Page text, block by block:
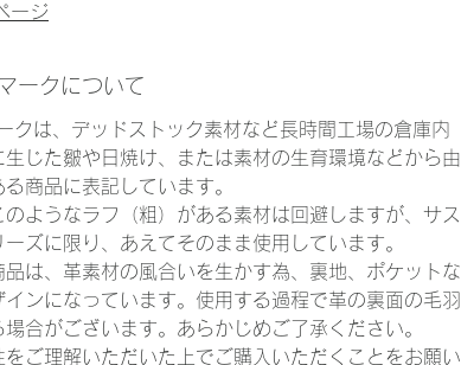
ージ
ークについて
クは、デッドストック素材など長時間工場の倉庫内
じた皺や日焼け、または素材の生育環境などから由
商品に表記しています。
ようなラフ（粗）がある素材は回避しますが、サス
ズに限り、あえてそのまま使用しています。
は、革素材の風合いを生かす為、裏地、ポケットな
ンになっています。使用する過程で革の裏面の毛羽
合がございます。あらかじめご了承ください。
ご理解いただいた上でご購入いただくことをお願い